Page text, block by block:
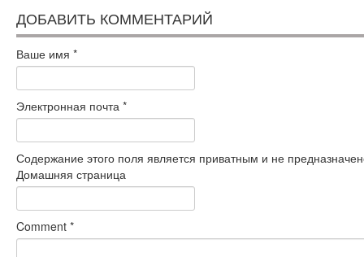
ДОБАВИТЬ КОММЕНТАРИЙ
Ваше имя *
Электронная почта *
Содержание этого поля является приватным и не
Домашняя страница
Comment *